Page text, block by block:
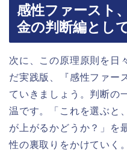
感性ファースト
金の判断編とし
次に、この原理原則を日
だ実践版、『感性ファー
ていきましょう。判断の
温です。「これを選ぶと
が上がるかどうか？」を
性の裏取りをかけていく